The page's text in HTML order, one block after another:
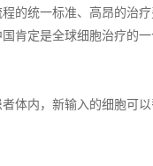
的统一标准、高昂的治
肯定是全球细胞治疗的一
体内，新输入的细胞可